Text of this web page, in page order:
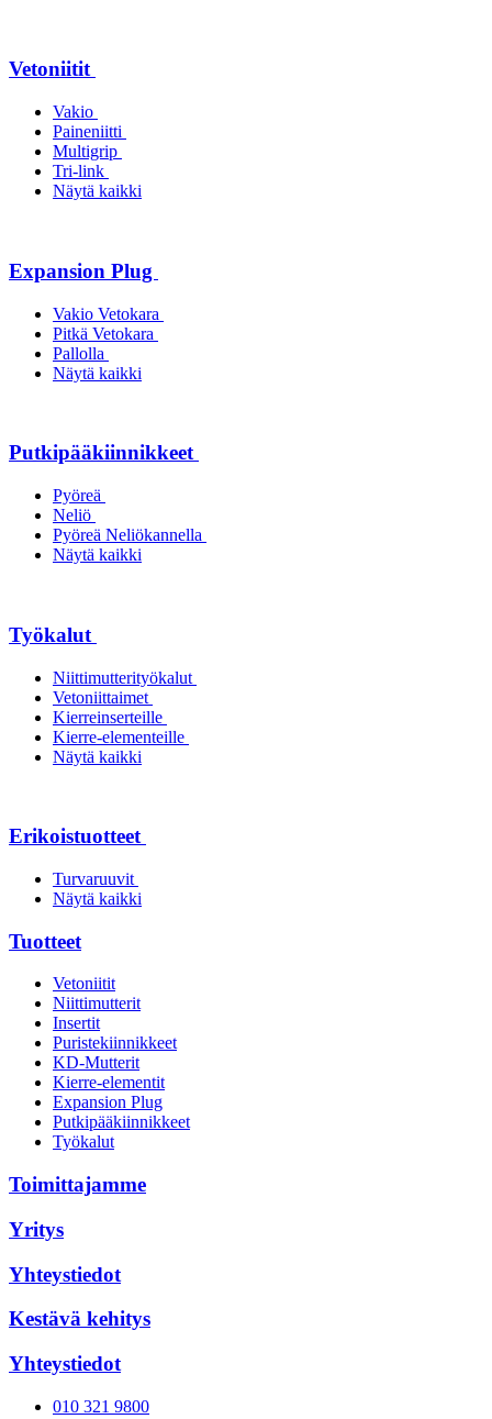
Vetoniitit
Vakio
Paineniitti
Multigrip
Tri-link
Näytä kaikki
Expansion Plug
Vakio Vetokara
Pitkä Vetokara
Pallolla
Näytä kaikki
Putkipääkiinnikkeet
Pyöreä
Neliö
Pyöreä Neliökannella
Näytä kaikki
Työkalut
Niittimutterityökalut
Vetoniittaimet
Kierreinserteille
Kierre-elementeille
Näytä kaikki
Erikoistuotteet
Turvaruuvit
Näytä kaikki
Tuotteet
Vetoniitit
Niittimutterit
Insertit
Puristekiinnikkeet
KD-Mutterit
Kierre-elementit
Expansion Plug
Putkipääkiinnikkeet
Työkalut
Toimittajamme
Yritys
Yhteystiedot
Kestävä kehitys
Yhteystiedot
010 321 9800